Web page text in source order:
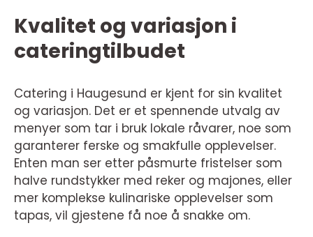
Kvalitet og variasjon i
cateringtilbudet
Catering i Haugesund er kjent for sin kvalitet
og variasjon. Det er et spennende utvalg av
menyer som tar i bruk lokale råvarer, noe som
garanterer ferske og smakfulle opplevelser.
Enten man ser etter påsmurte fristelser som
halve rundstykker med reker og majones, eller
mer komplekse kulinariske opplevelser som
tapas, vil gjestene få noe å snakke om.